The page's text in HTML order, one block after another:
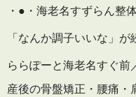
・●・海老名すずらん整
「なんか調子いいな」が
ららぽーと海老名すぐ前
産後の骨盤矯正・腰痛・